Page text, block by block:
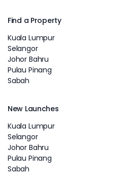
Find a Property
Kuala Lumpur
Selangor
Johor Bahru
Pulau Pinang
Sabah
New Launches
Kuala Lumpur
Selangor
Johor Bahru
Pulau Pinang
Sabah